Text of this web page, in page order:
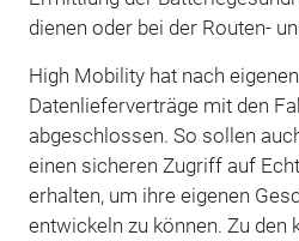
dienen oder bei der Routen-
High Mobility hat nach
Datenlieferverträge mit den
abgeschlossen. So sollen
einen sicheren Zugriff auf
erhalten, um ihre eigenen
entwickeln zu können. Zu den